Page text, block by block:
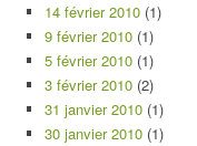
14 février 2010 (1)
9 février 2010 (1)
5 février 2010 (1)
3 février 2010 (2)
31 janvier 2010 (1)
30 janvier 2010 (1)